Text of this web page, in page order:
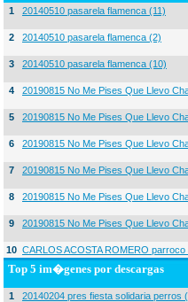
1 20140510 pasarela flamenca (11)
2 20140510 pasarela flamenca (2)
3 20140510 pasarela flamenca (10)
4 20190815 No Me Pises Que Llevo
5 20190815 No Me Pises Que Llevo
6 20190815 No Me Pises Que Llevo
7 20190815 No Me Pises Que Llevo
8 20190815 No Me Pises Que Llevo
9 20190815 No Me Pises Que Llevo
10 CARLOS ACOSTA ROMERO
Top 5 im�genes por descargas
1 20140204 pres fiesta solidaria perros